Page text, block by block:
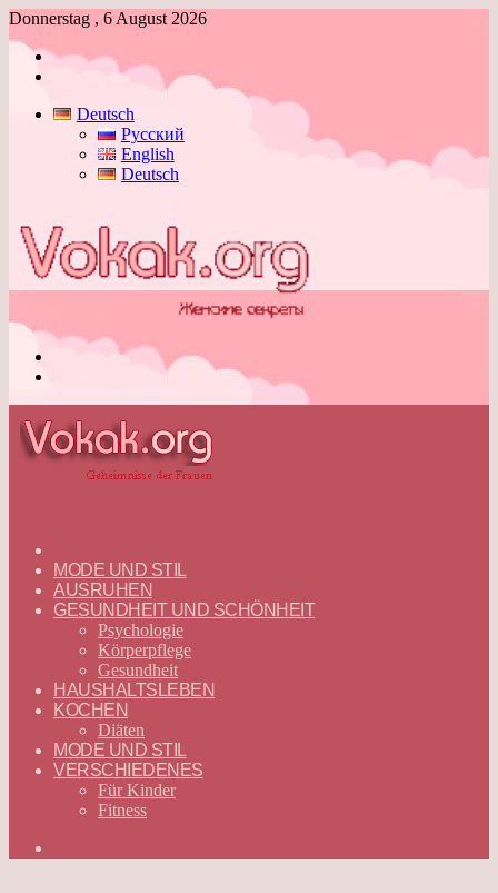
Donnerstag , 6 August 2026
Anmelden
Deutsch
Русский
English
Deutsch
—
DEUTSCH
MODE UND STIL
AUSRUHEN
GESUNDHEIT UND SCHÖNHEIT
Psychologie
Körperpflege
Gesundheit
HAUSHALTSLEBEN
KOCHEN
Diäten
MODE UND STIL
VERSCHIEDENES
Für Kinder
Fitness